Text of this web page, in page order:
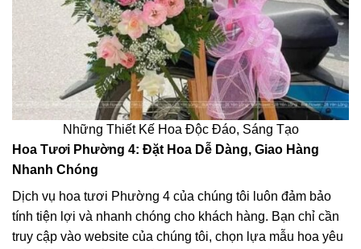
Những Thiết Kế Hoa Độc Đáo, Sáng Tạo
Hoa Tươi Phường 4: Đặt Hoa Dễ Dàng, Giao Hàng
Nhanh Chóng
Dịch vụ hoa tươi Phường 4 của chúng tôi luôn đảm bảo
tính tiện lợi và nhanh chóng cho khách hàng. Bạn chỉ cần
truy cập vào website của chúng tôi, chọn lựa mẫu hoa yêu